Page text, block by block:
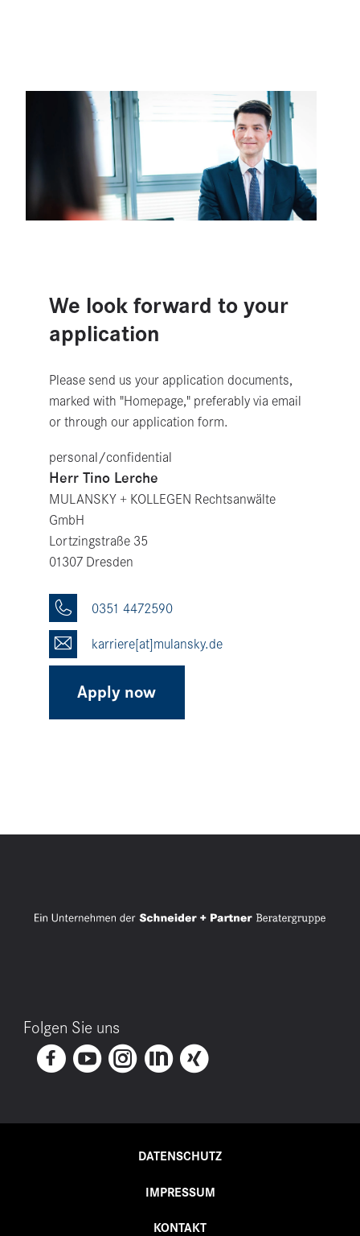
We look forward to your
application
Please send us your application documents,
marked with "Homepage," preferably via email
or through our application form.
personal/confidential
Herr Tino Lerche
MULANSKY + KOLLEGEN Rechts­an­wälte
GmbH
Lort­zing­straße 35
01307 Dresden
0351 4472590
karriere[at]mulansky.de
Apply now
Folgen Sie uns
DATENSCHUTZ
IMPRESSUM
KONTAKT